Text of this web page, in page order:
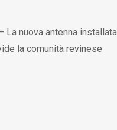
La nuova antenna
la comunità revinese